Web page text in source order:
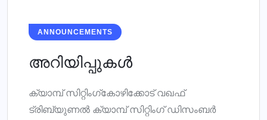
ANNOUNCEMENTS
അറിയിപ്പുകൾ
ക്യാമ്പ് സിറ്റിംഗ്കോഴിക്കോട് വഖഫ്
ട്രിബ്യുണൽ ക്യാമ്പ് സിറ്റിംഗ് ഡിസംബർ